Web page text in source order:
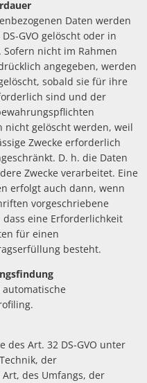
Daten werden
GVO gelöscht oder in
nicht im Rahmen
angegeben, werden
sobald sie für ihre
sind und der
nicht gelöscht werden, weil
Zwecke erforderlich
D. h. die Daten
Zwecke verarbeitet. Eine
erfolgt auch dann, wenn
vorgeschriebene
eine Erforderlichkeit
für einen
besteht.
automatische
des Art. 32 DS-GVO unter
der
des Umfangs, der